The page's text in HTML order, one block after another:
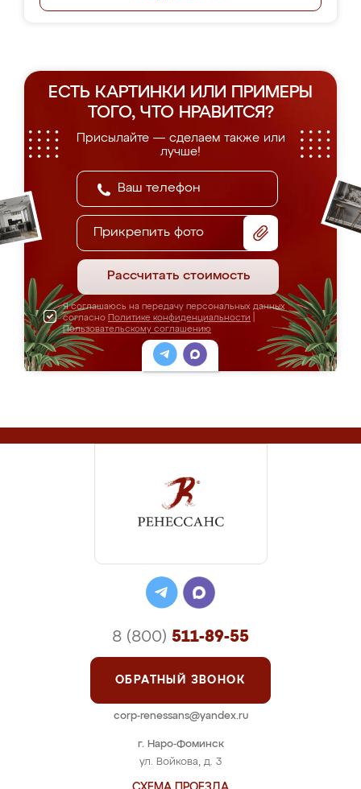
ЕСТЬ КАРТИНКИ ИЛИ ПРИМЕРЫ
ТОГО, ЧТО НРАВИТСЯ?
Присылайте — сделаем также или
лучше!
Прикрепить фото
Рассчитать стоимость
Я соглашаюсь на передачу персональных данных
согласно Политике конфиденциальности
Пользовательскому соглашению
г. Наро-Фоминск
ул. Войкова, д. 3
8 (800) 511-89-55
ОБРАТНЫЙ ЗВОНОК
corp-renessans@yandex.ru